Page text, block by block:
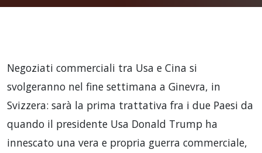
Negoziati commerciali tra Usa e Cina si
svolgeranno nel fine settimana a Ginevra, in
Svizzera: sarà la prima trattativa fra i due Paesi da
quando il presidente Usa Donald Trump ha
innescato una vera e propria guerra commerciale,